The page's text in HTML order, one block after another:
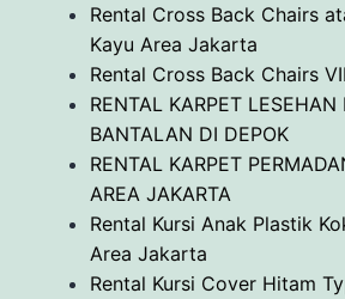
Rental Cross Back Chairs
Kayu Area Jakarta
Rental Cross Back Chairs
RENTAL KARPET
BANTALAN DI DEPOK
RENTAL KARPET
AREA JAKARTA
Rental Kursi Anak Plastik
Area Jakarta
Rental Kursi Cover Hitam